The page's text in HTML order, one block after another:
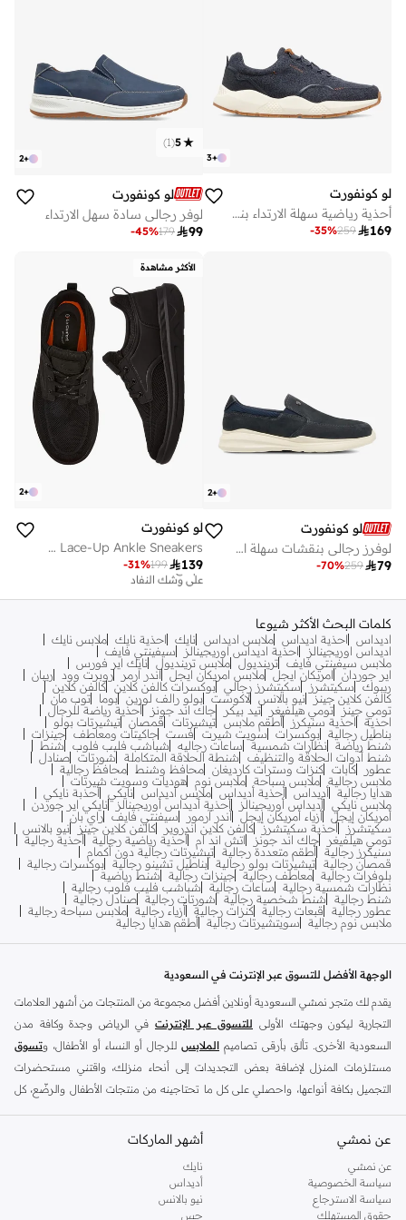
+
3
لو كونفورت
أحذية رياضية سهلة الارتداء بنقوش
169
259
-35%
+
2
5
(
1
)
لو كونفورت
لوفر رجالي سادة سهل الارتداء
99
179
-45%
+
2
لو كونفورت
لوفرز رجالي بنقشات سهلة الارتداء
79
259
-70%
الأكثر مشاهدة
+
2
لو كونفورت
Men Lace-Up Ankle Sneakers
139
199
-31%
أفضل سعر لهذا العام
تم بيع أكثر من 10 مؤخرا
على وشك النفاد
كلمات البحث الأكثر شيوعا
اديداس احذية اديداس ملابس اديداس نايك احذية نايك ملابس نايك
اديداس اوريجينالز
احذية اديداس اوريجينالز
سيفينتي فايف
ملابس سيفينتي فايف ترينديول ملابس ترينديول نايك اير فورس
اير جوردان
امريكان ايجل ملابس امريكان ايجل اندر ارمر روبرت وود
ريبان
ريبوك
سكيتشرز سكيتشرز رجالي بوكسرات كالفن كلاين كالفن كلاين
كالفن كلاين جينز نيو بالانس لاكوست بولو رالف لورين بوما
توب مان
تومي جينز تومي هيلفيغر تيد بيكر جاك اند جونز
أحذية رياضة للرجال
احذية
احذية سنيكرز أطقم ملابس تيشيرتات قمصان تيشيرتات بولو
بناطيل رجالية بوكسرات سويت شيرت فست جاكيتات ومعاطف جينزات
شنط رياضة نظارات شمسية ساعات رجاليه شباشب فليب فلوب
شنط
شنط أدوات الحلاقة والتنظيف
شنطة الحلاقة المتكاملة شورتات صنادل
عطور
كابات كنزات وسترات كارديغان محافظ وشنط
محافظ رجالية
ملابس رجالية ملابس سباحة ملابس نوم
هوديات وسويت شيرتات
هدايا رجالية أديداس أحذية أديداس ملابس أديداس نايكي أحذبة نايكي
ملابس نايكي أديداس أوريجينالز أحذية أديداس أوريجينالز
نايكي اير جوردن
أمريكان إيجل أزياء أمريكان إيجل أندر آرمور سيفنتي فايف راي بان
سكيتشرز
أحذية سكيتشرز كالفن كلاين اندروير كالفن كلاين جينز
نيو بالانس
تومي هيلفيغر
جاك اند جونز اتش اند ام أحذية رياضية رجالية أحذية رجالية
سنيكرز رجالية أطقم متعددة رجالية تيشيرتات رجالية دون أكمام
قمصان رجالية تيشيرتات بولو رجالية بناطيل تشينو رجالية بوكسرات رجالية
بلوفرات رجالية معاطف رجالية جينزات رجالية
شنط رياضية
نظارات شمسية رجالية
ساعات رجالية
شباشب فليب فلوب رجالية
شنط رجالية
شنط شخصية رجالية شورتات رجالية صنادل رجالية
عطور رجالية
قبعات رجالية كنزات رجالية أزياء رجالية ملابس سباحة رجالية
ملابس نوم رجالية
سويتشيرتات رجالية أطقم هدايا رجالية
الوجهة الأفضل للتسوق عبر الإنترنت في السعودية
يقدم لك متجر نمشي السعودية أونلاين أفضل مجموعة من المنتجات من أشهر العلامات
التجارية ليكون وجهتك الأولى للتسوق عبر الإنترنت في الرياض وجدة وكافة مدن
السعودية الأخرى. تألق بأرقى تصاميم الملابس للرجال أو النساء أو الأطفال، وتسوق
مستلزمات المنزل لإضافة بعض التجديدات إلى أنحاء منزلك، واقتني مستحضرات
التجميل بكافة أنواعها، واحصلي على كل ما تحتاجينه من منتجات الأطفال والرضّع، كل
أفضل العلامات التجارية في السعودية
يضم متجر نمشي السعودية أونلاين مجموعة ضخمة من المنتجات من أفضل العلامات
التجارية، بداية من الأزياء وحتى مستلزمات المنزل. ستجد لدينا كل ما ترغب به من
الملابس والأحذية والإكسسوارات وكافة احتياجاتك الأخرى من علامات رائدة مثل:
عن نمشي
عن نمشي
سياسة الخصوصية
سياسة الاسترجاع
حقوق المستهلك
أشهر الماركات
نايك
أديداس
نيو بالانس
جس